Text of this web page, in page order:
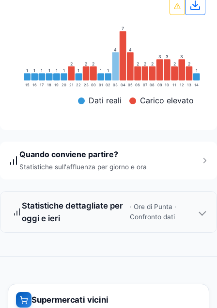
1
15
1
16
1
17
1
18
1
19
1
20
2
21
1
22
2
23
2
00
1
01
1
02
4
03
7
04
4
05
2
06
2
07
2
08
3
09
3
10
2
11
3
12
2
13
1
14
Dati reali Carico elevato
Quando conviene partire?
Statistiche sull'affluenza per giorno e ora
Statistiche dettagliate per
oggi e ieri
· Ore di Punta ·
Confronto dati
Supermercati vicini